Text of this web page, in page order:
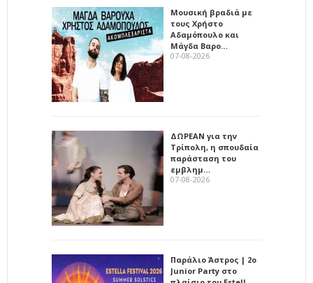
Μουσική βραδιά με
τους Χρήστο
Αδαμόπουλο και
Μάγδα Βαρο…
07-08-2026
ΔΩΡΕΑΝ για την
Τρίπολη, η σπουδαία
παράσταση του
εμβλημ…
07-08-2026
Παράλιο Άστρος | 2ο
Junior Party στο